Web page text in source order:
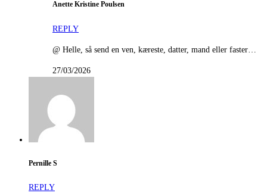
Anette Kristine Poulsen
REPLY
@ Helle, så send en ven, kæreste, datter, mand eller faster…
27/03/2026
Pernille S
REPLY